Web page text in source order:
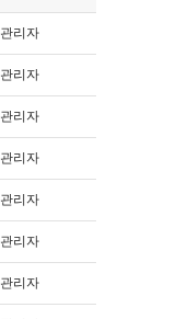
관리자
관리자
관리자
관리자
관리자
관리자
관리자